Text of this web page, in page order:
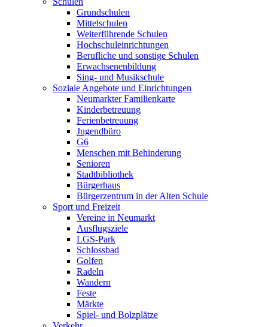
Grundschulen
Mittelschulen
Weiterführende Schulen
Hochschuleinrichtungen
Berufliche und sonstige Schulen
Erwachsenenbildung
Sing- und Musikschule
Soziale Angebote und Einrichtungen
Neumarkter Familienkarte
Kinderbetreuung
Ferienbetreuung
Jugendbüro
G6
Menschen mit Behinderung
Senioren
Stadtbibliothek
Bürgerhaus
Bürgerzentrum in der Alten Schule
Sport und Freizeit
Vereine in Neumarkt
Ausflugsziele
LGS-Park
Schlossbad
Golfen
Radeln
Wandern
Feste
Märkte
Spiel- und Bolzplätze